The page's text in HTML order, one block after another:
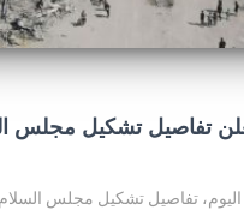
تفاصيل تشكيل مجلس
اليوم، تفاصيل تشكيل مجلس